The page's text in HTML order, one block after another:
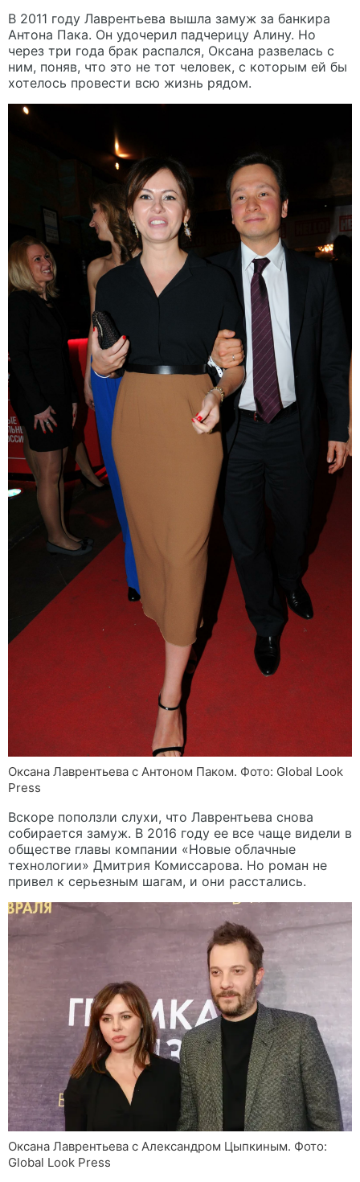
В 2011 году Лаврентьева вышла замуж за банкира
Антона Пака. Он удочерил падчерицу Алину. Но
через три года брак распался, Оксана развелась с
ним, поняв, что это не тот человек, с которым ей бы
хотелось провести всю жизнь рядом.
Оксана Лаврентьева с Антоном Паком. Фото: Global Look
Press
Вскоре поползли слухи, что Лаврентьева снова
собирается замуж. В 2016 году ее все чаще видели в
обществе главы компании «Новые облачные
технологии» Дмитрия Комиссарова. Но роман не
привел к серьезным шагам, и они расстались.
Оксана Лаврентьева с Александром Цыпкиным. Фото:
Global Look Press